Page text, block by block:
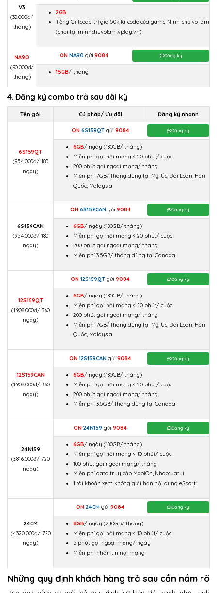
V3
(30.000đ/
tháng)
2GB
Tặng Giftcode trị giá 50k là code của game MInh chủ võ lâm
(chơi tại minhchuvolam.vplay.vn)
NA90
(90.000đ/
tháng)
ON NA90 gửi 9084 Đăng ký
15GB/ tháng
4. Đăng ký combo trả sau dài kỳ
Tên gói Cú pháp/ Ưu đãi Đăng ký nhanh
6S159QT
(954.000đ/ 180
ngày)
ON 6S159QTgửi 9084 Đăng ký
6GB/ ngày (180GB/ tháng)
Miễn phí gọi nội mạng < 20 phút/ cuộc
200 phút gọi ngoại mạng/ tháng
Miễn phí 7GB/ tháng dùng tại Mỹ, Úc, Đài Loan, Hàn
Quốc, Malaysia
6S159CAN
(954.000đ/ 180
ngày)
ON 6S159CAN gửi 9084 Đăng ký
6GB/ ngày (180GB/ tháng)
Miễn phí gọi nội mạng < 20 phút/ cuộc
200 phút gọi ngoại mạng/ tháng
Miễn phí 3.5GB/ tháng dùng tại Canada
12S159QT
(1.908.000đ/ 360
ngày)
ON 12S159QT gửi 9084 Đăng ký
6GB/ ngày (180GB/ tháng)
Miễn phí gọi nội mạng < 20 phút/ cuộc
200 phút gọi ngoại mạng/ tháng
Miễn phí 7GB/ tháng dùng tại Mỹ, Úc, Đài Loan, Hàn
Quốc, Malaysia
12S159CAN
(1.908.000đ/ 360
ngày)
ON 12S159CAN gửi 9084 Đăng ký
6GB/ ngày (180GB/ tháng)
Miễn phí gọi nội mạng < 20 phút/ cuộc
200 phút gọi ngoại mạng/ tháng
Miễn phí 3.5GB/ tháng dùng tại Canada
24N159
(3.816.000đ/ 720
ngày)
ON 24N159 gửi 9084 Đăng ký
6GB/ ngày (180GB/ tháng)
Miễn phí gọi nội mạng < 10 phút/ cuộc
100 phút gọi ngoại mạng/ tháng
Miễn phí data truy cập MobiOn, Nhaccuatui
1 tài khoản xem không giới hạn nội dung eSport
24CM
(4.320.000đ/ 720
ngày)
ON 24CM gửi 9084 Đăng ký
8GB/ ngày (240GB/ tháng)
Miễn phí gọi nội mạng < 10 phút/ cuộc
5 phút gọi ngoại mạng/ ngày
Miễn phí nhắn tin nội mạng
Những quy định khách hàng trả sau cần nắm rõ